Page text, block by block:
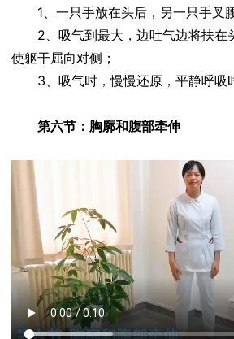
1、一只手放在头后，另一只手叉
2、吸气到最大，边吐气边将扶在
使躯干屈向对侧；
3、吸气时，慢慢还原，平静呼吸
第六节：胸廓和腹部牵伸